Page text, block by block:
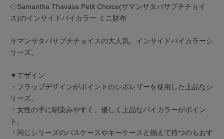
◇Samantha Thavasa Petit Choice(サマンサタバサプチチョイ
ス)のインサイドバイカラー ミニ財布
サマンサタバサプチチョイスの大人気、インサイドバイカラーシ
リーズ。
▼デザイン
・フラップデザインがポイントのシボレザーを使用した上品なシ
リーズ。
・女性の手に馴染みやすく、優しく上品なバイカラーがポイン
ト。
・同じシリーズのパスケースやキーケースと揃えて持つのもおす